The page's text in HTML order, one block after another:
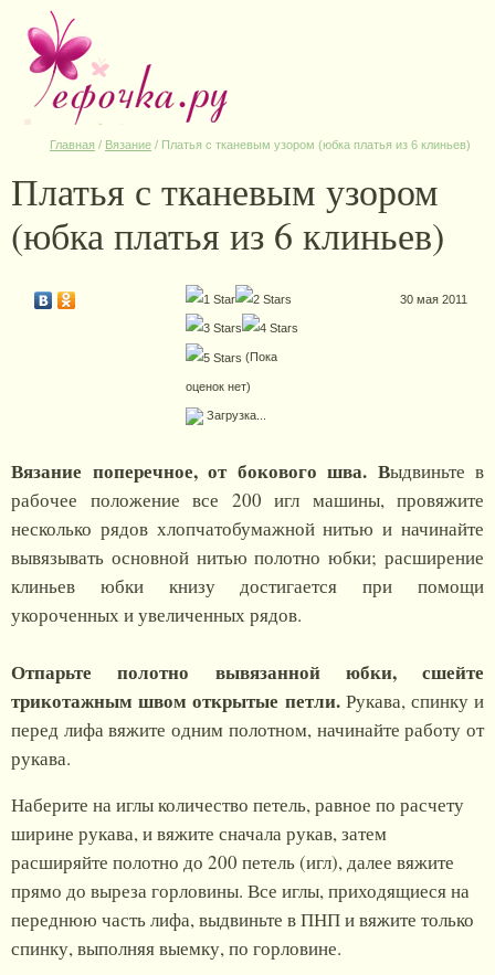
Главная / Вязание / Платья с тканевым узором (юбка платья из 6 клиньев)
Платья с тканевым узором
(юбка платья из 6 клиньев)
(Пока
оценок нет)
Загрузка...
30 мая 2011
Вязание поперечное, от бокового шва. Выдвиньте в
рабочее положение все 200 игл машины, провяжите
несколько рядов хлопчатобумажной нитью и начинайте
вывязывать основной нитью полотно юбки; расширение
клиньев юбки книзу достигается при помощи
укороченных и увеличенных рядов.
Отпарьте полотно вывязанной юбки, сшейте
трикотажным швом открытые петли.Рукава, спинку и
перед лифа вяжите одним полотном, начинайте работу от
рукава.
Наберите на иглы количество петель, равное по расчету
ширине рукава, и вяжите сначала рукав, затем
расширяйте полотно до 200 петель (игл), далее вяжите
прямо до выреза горловины. Все иглы, приходящиеся на
переднюю часть лифа, выдвиньте в ПНП и вяжите только
спинку, выполняя выемку, по горловине.